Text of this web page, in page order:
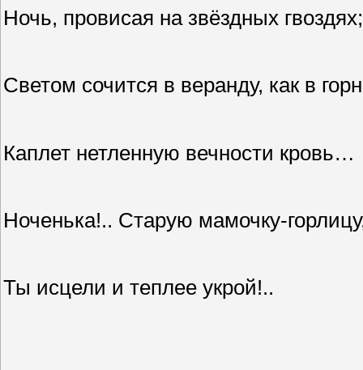
Ночь, провисая на звёздных гвоздях;
Светом сочится в веранду, как в
Каплет нетленную вечности кровь…
Ноченька!.. Старую мамочку-
Ты исцели и теплее укрой!..